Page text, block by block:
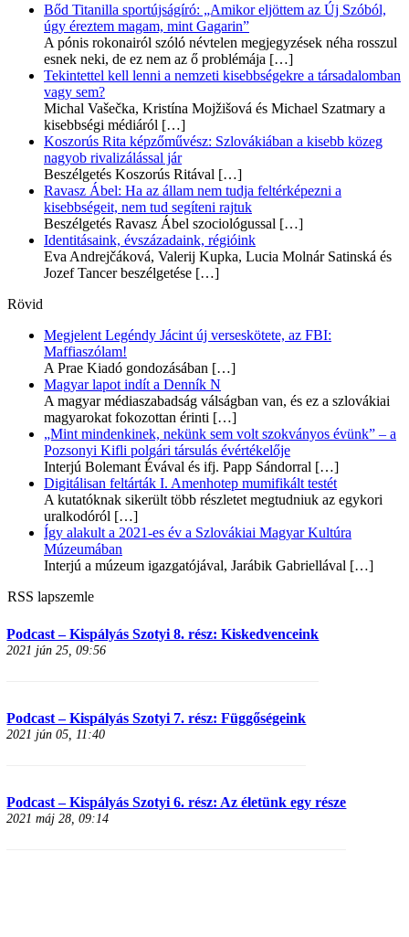
Bőd Titanilla sportújságíró: „Amikor eljöttem az Új Szóból,
úgy éreztem magam, mint Gagarin”
A pónis rokonairól szóló névtelen megjegyzések néha rosszul
esnek neki, de ez nem az ő problémája […]
Tekintettel kell lenni a nemzeti kisebbségekre a társadalomban
vagy sem?
Michal Vašečka, Kristína Mojžišová és Michael Szatmary a
kisebbségi médiáról […]
Koszorús Rita képzőművész: Szlovákiában a kisebb közeg
nagyob rivalizálással jár
Beszélgetés Koszorús Ritával […]
Ravasz Ábel: Ha az állam nem tudja feltérképezni a
kisebbségeit, nem tud segíteni rajtuk
Beszélgetés Ravasz Ábel szociológussal […]
Identitásaink, évszázadaink, régióink
Eva Andrejčáková, Valerij Kupka, Lucia Molnár Satinská és
Jozef Tancer beszélgetése […]
Rövid
Megjelent Legéndy Jácint új verseskötete, az FBI:
Maffiaszólam!
A Prae Kiadó gondozásában […]
Magyar lapot indít a Denník N
A magyar médiaszabadság válságban van, és ez a szlovákiai
magyarokat fokozottan érinti […]
„Mint mindenkinek, nekünk sem volt szokványos évünk” – a
Pozsonyi Kifli polgári társulás évértékelője
Interjú Bolemant Évával és ifj. Papp Sándorral […]
Digitálisan feltárták I. Amenhotep mumifikált testét
A kutatóknak sikerült több részletet megtudniuk az egykori
uralkodóról […]
Így alakult a 2021-es év a Szlovákiai Magyar Kultúra
Múzeumában
Interjú a múzeum igazgatójával, Jarábik Gabriellával […]
RSS lapszemle
Podcast – Kispályás Szotyi 8. rész: Kiskedvenceink
2021 jún 25, 09:56
Podcast – Kispályás Szotyi 7. rész: Függőségeink
2021 jún 05, 11:40
Podcast – Kispályás Szotyi 6. rész: Az életünk egy része
2021 máj 28, 09:14